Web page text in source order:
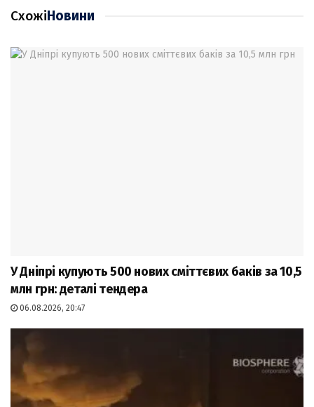
СхожіНовини
У Дніпрі купують 500 нових сміттєвих баків за 10,5
млн грн: деталі тендера
06.08.2026, 20:47